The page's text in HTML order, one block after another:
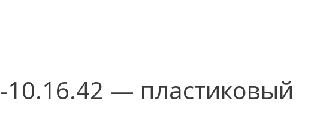
10.16.42 — пластиковый